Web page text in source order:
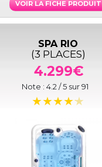
VOIR LA FICHE PRODUIT
SPA RIO
(3 PLACES)
4.299€
Note : 4.2 / 5 sur91